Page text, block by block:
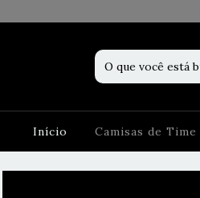
Início Camisas de Time